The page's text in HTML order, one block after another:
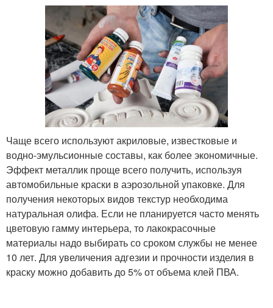
Чаще всего используют акриловые, известковые и
водно-эмульсионные составы, как более экономичные.
Эффект металлик проще всего получить, используя
автомобильные краски в аэрозольной упаковке. Для
получения некоторых видов текстур необходима
натуральная олифа. Если не планируется часто менять
цветовую гамму интерьера, то лакокрасочные
материалы надо выбирать со сроком службы не менее
10 лет. Для увеличения адгезии и прочности изделия в
краску можно добавить до 5% от объема клей ПВА.